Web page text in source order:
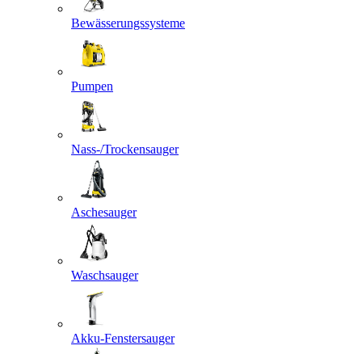
Bewässerungssysteme
Pumpen
Nass-/Trockensauger
Aschesauger
Waschsauger
Akku-Fenstersauger